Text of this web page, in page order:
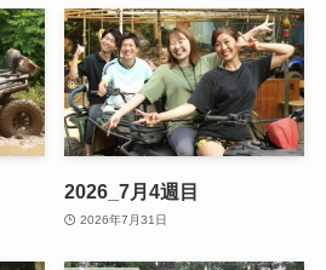
2026_7月4週目
2026年7月31日